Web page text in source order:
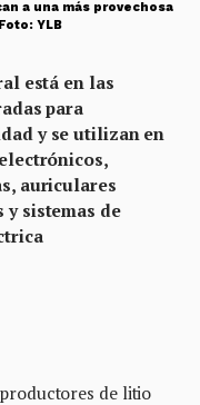
a una más provechosa
YLB
está en las
para
y se utilizan en
auriculares
sistemas de
productores de litio